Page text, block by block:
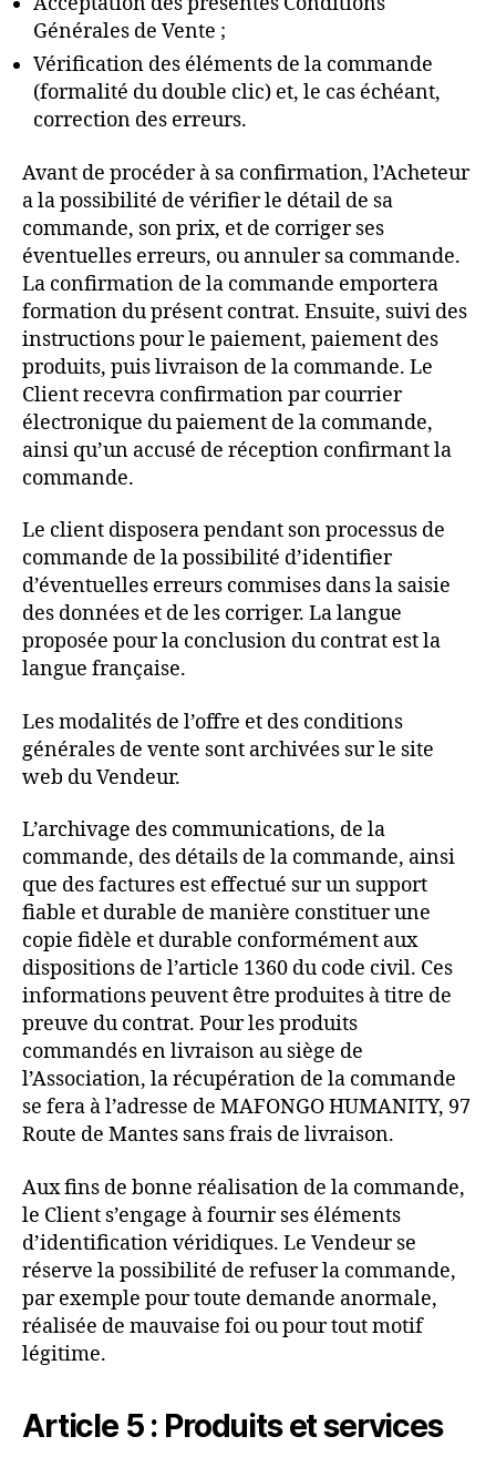
Générales de Vente ;
Vérification des éléments de la commande
(formalité du double clic) et, le cas échéant,
correction des erreurs.
Avant de procéder à sa confirmation, l’Acheteur
a la possibilité de vérifier le détail de sa
commande, son prix, et de corriger ses
éventuelles erreurs, ou annuler sa commande.
La confirmation de la commande emportera
formation du présent contrat. Ensuite, suivi des
instructions pour le paiement, paiement des
produits, puis livraison de la commande. Le
Client recevra confirmation par courrier
électronique du paiement de la commande,
ainsi qu’un accusé de réception confirmant la
commande.
Le client disposera pendant son processus de
commande de la possibilité d’identifier
d’éventuelles erreurs commises dans la saisie
des données et de les corriger. La langue
proposée pour la conclusion du contrat est la
langue française.
Les modalités de l’offre et des conditions
générales de vente sont archivées sur le site
web du Vendeur.
L’archivage des communications, de la
commande, des détails de la commande, ainsi
que des factures est effectué sur un support
fiable et durable de manière constituer une
copie fidèle et durable conformément aux
dispositions de l’article 1360 du code civil. Ces
informations peuvent être produites à titre de
preuve du contrat. Pour les produits
commandés en livraison au siège de
l’Association, la récupération de la commande
se fera à l’adresse de MAFONGO HUMANITY, 97
Route de Mantes sans frais de livraison.
Aux fins de bonne réalisation de la commande,
le Client s’engage à fournir ses éléments
d’identification véridiques. Le Vendeur se
réserve la possibilité de refuser la commande,
par exemple pour toute demande anormale,
réalisée de mauvaise foi ou pour tout motif
légitime.
Article 5 : Produits et services